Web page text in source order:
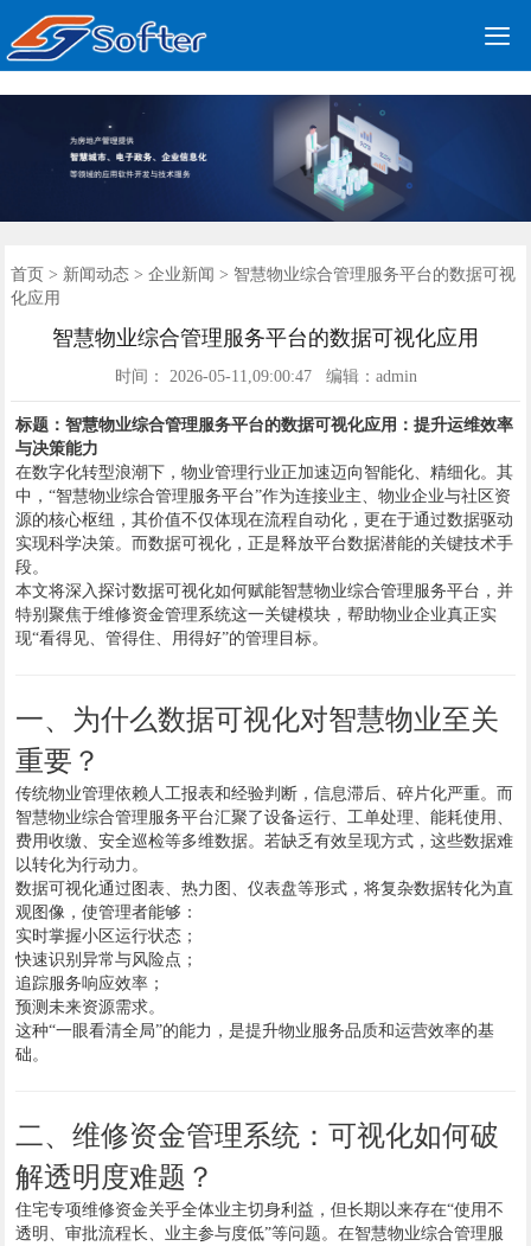

首页
公司简介
更多产品
案例展示
新闻动态
公司资质
联系我们
首页 > 新闻动态> 企业新闻 > 智慧物业综合管理服务平台的数据可视
化应用
智慧物业综合管理服务平台的数据可视化应用
时间： 2026-05-11,09:00:47 编辑：admin
标题：智慧物业综合管理服务平台的数据可视化应用：提升运维效率
与决策能力
在数字化转型浪潮下，物业管理行业正加速迈向智能化、精细化。其
中，“智慧物业综合管理服务平台”作为连接业主、物业企业与社区资
源的核心枢纽，其价值不仅体现在流程自动化，更在于通过数据驱动
实现科学决策。而数据可视化，正是释放平台数据潜能的关键技术手
段。
本文将深入探讨数据可视化如何赋能智慧物业综合管理服务平台，并
特别聚焦于维修资金管理系统这一关键模块，帮助物业企业真正实
现“看得见、管得住、用得好”的管理目标。
一、为什么数据可视化对智慧物业至关
重要？
传统物业管理依赖人工报表和经验判断，信息滞后、碎片化严重。而
智慧物业综合管理服务平台汇聚了设备运行、工单处理、能耗使用、
费用收缴、安全巡检等多维数据。若缺乏有效呈现方式，这些数据难
以转化为行动力。
数据可视化通过图表、热力图、仪表盘等形式，将复杂数据转化为直
观图像，使管理者能够：
实时掌握小区运行状态；
快速识别异常与风险点；
追踪服务响应效率；
预测未来资源需求。
这种“一眼看清全局”的能力，是提升物业服务品质和运营效率的基
础。
二、维修资金管理系统：可视化如何破
解透明度难题？
住宅专项维修资金关乎全体业主切身利益，但长期以来存在“使用不
透明、审批流程长、业主参与度低”等问题。在智慧物业综合管理服